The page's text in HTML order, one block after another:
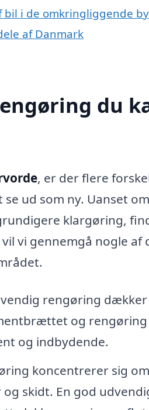
i de omkringliggende
af Danmark
du
, er der flere
ud som ny. Uanset
klargøring,
vi gennemgå nogle
rengøring
og rengøring
og indbydende.
koncentrerer sig
skidt. En god